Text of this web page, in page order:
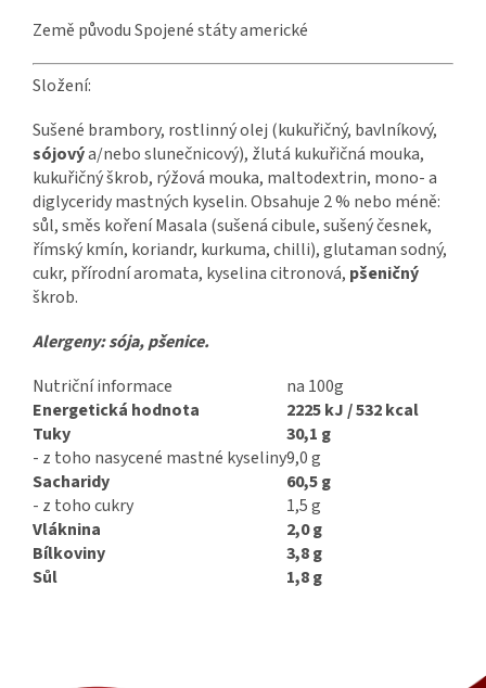
Země původu Spojené státy americké
Složení:
Sušené brambory, rostlinný olej (kukuřičný, bavlníkový,
sójovýa/nebo slunečnicový), žlutá kukuřičná mouka,
kukuřičný škrob, rýžová mouka, maltodextrin, mono- a
diglyceridy mastných kyselin.Obsahuje 2 % nebo méně:
sůl, směs koření Masala (sušená cibule, sušený česnek,
římský kmín, koriandr, kurkuma, chilli), glutaman sodný,
cukr, přírodní aromata, kyselina citronová, pšeničný
škrob.
Alergeny: sója, pšenice.
Nutriční informace
na 100g
Energetická hodnota
2225 kJ / 532 kcal
Tuky
30,1 g
- z toho nasycené mastné kyseliny9,0 g
Sacharidy
60,5 g
- z toho cukry
1,5 g
Vláknina
2,0 g
Bílkoviny
3,8 g
Sůl
1,8 g